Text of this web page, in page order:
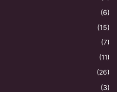
(6)
(15)
(7)
(11)
(26)
(3)